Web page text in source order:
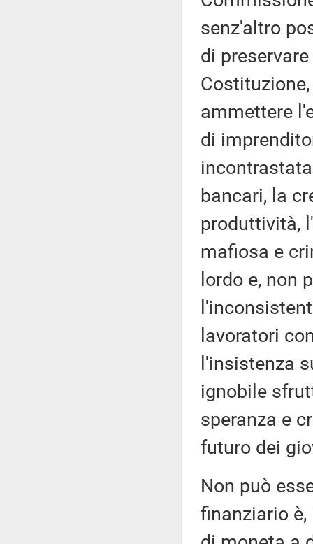
senz'altro
di
ammettere
di
bancari, la
produttività,
mafiosa e
lordo e, non
lavoratori
l'insistenza
ignobile
speranza e
futuro dei
Non può
finanziario